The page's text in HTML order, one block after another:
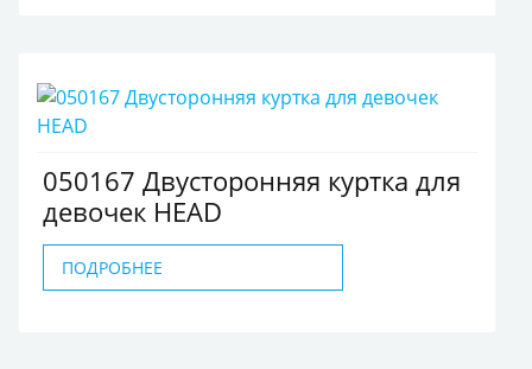
050167 Двусторонняя куртка для
девочек HEAD
ПОДРОБНЕЕ